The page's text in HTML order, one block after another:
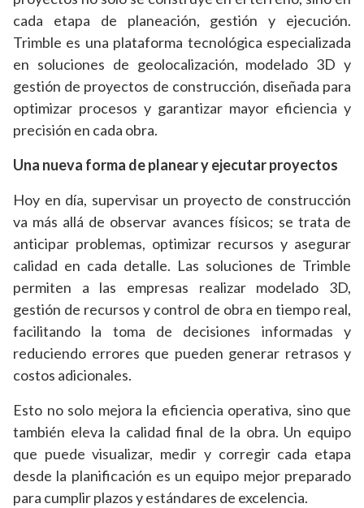
cada etapa de planeación, gestión y ejecución.
Trimble es una plataforma tecnológica especializada
en soluciones de geolocalización, modelado 3D y
gestión de proyectos de construcción, diseñada para
optimizar procesos y garantizar mayor eficiencia y
precisión en cada obra.
Una nueva forma de planear y ejecutar proyectos
Hoy en día, supervisar un proyecto de construcción
va más allá de observar avances físicos; se trata de
anticipar problemas, optimizar recursos y asegurar
calidad en cada detalle. Las soluciones de Trimble
permiten a las empresas realizar modelado 3D,
gestión de recursos y control de obra en tiempo real,
facilitando la toma de decisiones informadas y
reduciendo errores que pueden generar retrasos y
costos adicionales.
Esto no solo mejora la eficiencia operativa, sino que
también eleva la calidad final de la obra. Un equipo
que puede visualizar, medir y corregir cada etapa
desde la planificación es un equipo mejor preparado
para cumplir plazos y estándares de excelencia.